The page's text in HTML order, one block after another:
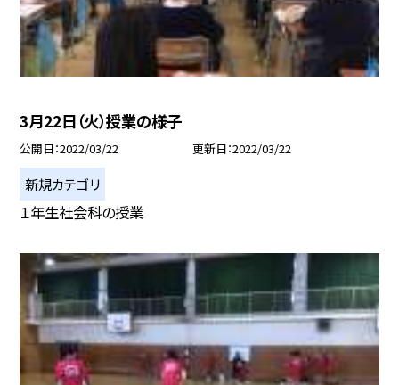
3月22日（火）授業の様子
公開日 2022/03/22 更新日 2022/03/22
新規カテゴリ
１年生社会科の授業